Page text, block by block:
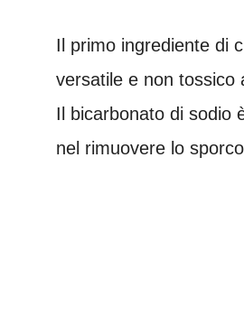
Il primo ingrediente di
versatile e non tossico
Il bicarbonato di sodio
nel rimuovere lo